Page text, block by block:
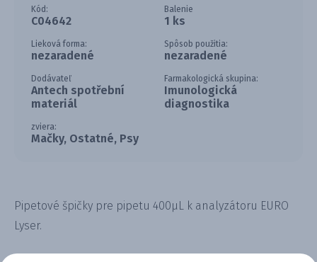
Kód:
C04642
Balenie
1 ks
Lieková forma:
nezaradené
Spôsob použitia:
nezaradené
Dodávateľ
Antech spotřební
materiál
Farmakologická skupina:
Imunologická
diagnostika
zviera:
Mačky, Ostatné, Psy
Pipetové špičky pre pipetu 400µL k analyzátoru EURO
Lyser.